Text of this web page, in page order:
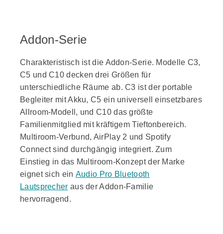
Addon-Serie
Charakteristisch ist die Addon-Serie. Modelle C3,
C5 und C10 decken drei Größen für
unterschiedliche Räume ab. C3 ist der portable
Begleiter mit Akku, C5 ein universell einsetzbares
Allroom-Modell, und C10 das größte
Familienmitglied mit kräftigem Tieftonbereich.
Multiroom-Verbund, AirPlay 2 und Spotify
Connect sind durchgängig integriert. Zum
Einstieg in das Multiroom-Konzept der Marke
eignet sich ein Audio Pro Bluetooth
Lautsprecher aus der Addon-Familie
hervorragend.